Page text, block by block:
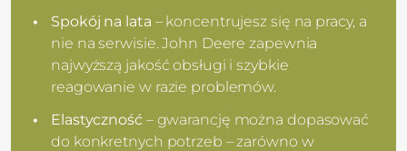
Spokój na lata – koncentrujesz się na pracy, a
nie na serwisie. John Deere zapewnia
najwyższą jakość obsługi i szybkie
reagowanie w razie problemów.
Elastyczność – gwarancję można dopasować
do konkretnych potrzeb – zarówno w